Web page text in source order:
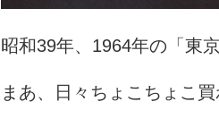
昭和39年、1964年の「東
まあ、日々ちょこちょこ